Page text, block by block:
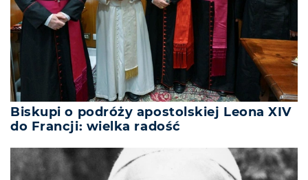
Biskupi o podróży apostolskiej Leona XIV
do Francji: wielka radość